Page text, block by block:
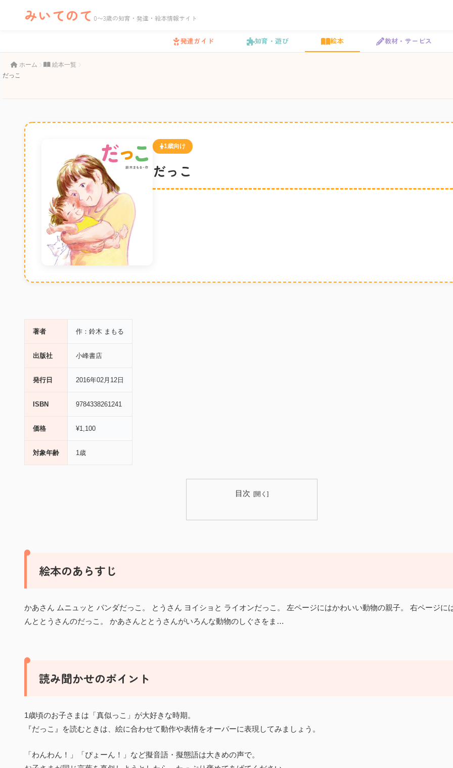
みいてのて 0〜3歳の知育・発達・絵本情報サイト
発達ガイド 知育・遊び 絵本 教材・サービス
ホーム
絵本一覧
だっこ
1歳向け
だっこ
著者 作：鈴木 まもる
出版社 小峰書店
発行日 2016年02月12日
ISBN 9784338261241
価格 ¥1,100
対象年齢 1歳
目次
絵本のあらすじ
かあさん ムニュッと パンダだっこ。 とうさん ヨイショと ライオンだっこ。 左ページにはかわいい動物の親子。 右ページに
んととうさんのだっこ。 かあさんととうさんがいろんな動物のしぐさをま…
読み聞かせのポイント
1歳頃のお子さまは「真似っこ」が大好きな時期。
『だっこ』を読むときは、絵に合わせて動作や表情をオーバーに表現してみましょう。
「わんわん！」「ぴょーん！」など擬音語・擬態語は大きめの声で。